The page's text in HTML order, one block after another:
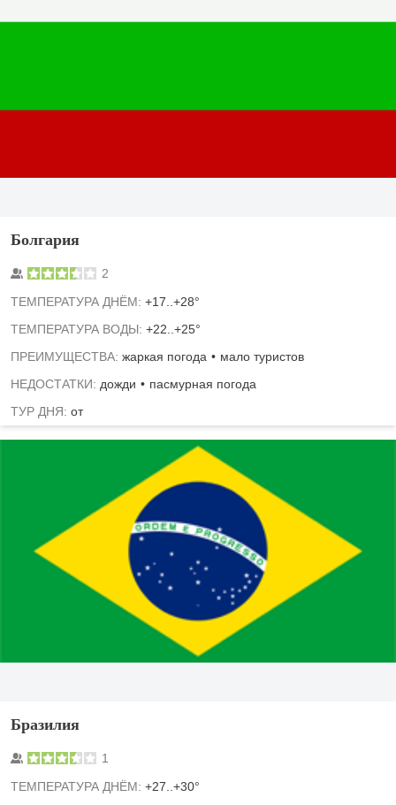
Болгария
2
TЕМПЕРАТУРА ДНЁМ: +17..+28°
ТЕМПЕРАТУРА ВОДЫ: +22..+25°
ПРЕИМУЩЕСТВА: жаркая погода
мало туристов
НЕДОСТАТКИ: дожди
пасмурная погода
ТУР ДНЯ: от
Бразилия
1
TЕМПЕРАТУРА ДНЁМ: +27..+30°